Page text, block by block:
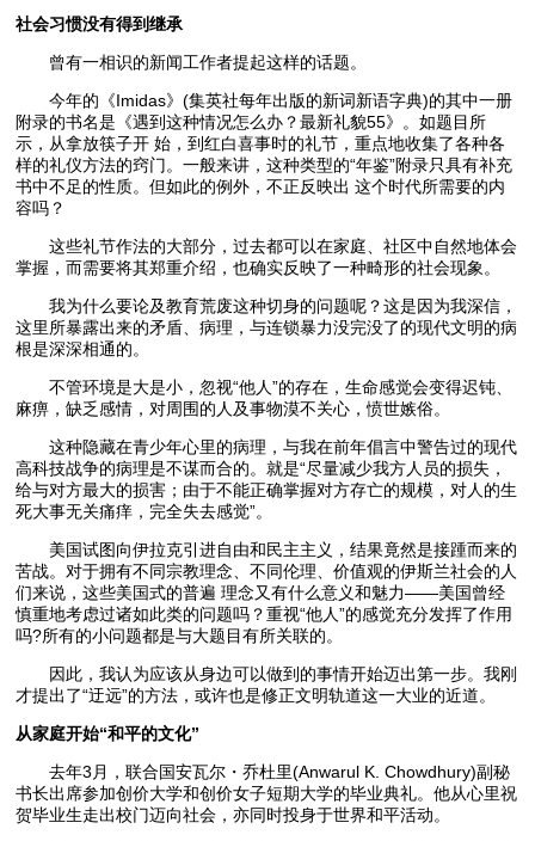
社会习惯没有得到继承
曾有一相识的新闻工作者提起这样的话题。
今年的《Imidas》(集英社每年出版的新词新语字典)的其中一册
附录的书名是《遇到这种情况怎么办？最新礼貌55》。如题目所
示，从拿放筷子开 始，到红白喜事时的礼节，重点地收集了各种各
样的礼仪方法的窍门。一般来讲，这种类型的“年鉴”附录只具有补充
书中不足的性质。但如此的例外，不正反映出 这个时代所需要的内
容吗？
这些礼节作法的大部分，过去都可以在家庭、社区中自然地体会
掌握，而需要将其郑重介绍，也确实反映了一种畸形的社会现象。
我为什么要论及教育荒废这种切身的问题呢？这是因为我深信，
这里所暴露出来的矛盾、病理，与连锁暴力没完没了的现代文明的病
根是深深相通的。
不管环境是大是小，忽视“他人”的存在，生命感觉会变得迟钝、
麻痹，缺乏感情，对周围的人及事物漠不关心，愤世嫉俗。
这种隐藏在青少年心里的病理，与我在前年倡言中警告过的现代
高科技战争的病理是不谋而合的。就是“尽量减少我方人员的损失，
给与对方最大的损害；由于不能正确掌握对方存亡的规模，对人的生
死大事无关痛痒，完全失去感觉”。
美国试图向伊拉克引进自由和民主主义，结果竟然是接踵而来的
苦战。对于拥有不同宗教理念、不同伦理、价值观的伊斯兰社会的人
们来说，这些美国式的普遍 理念又有什么意义和魅力——美国曾经
慎重地考虑过诸如此类的问题吗？重视“他人”的感觉充分发挥了作用
吗?所有的小问题都是与大题目有所关联的。
因此，我认为应该从身边可以做到的事情开始迈出第一步。我刚
才提出了“迂远”的方法，或许也是修正文明轨道这一大业的近道。
从家庭开始“和平的文化”
去年3月，联合国安瓦尔・乔杜里(Anwarul K. Chowdhury)副秘
书长出席参加创价大学和创价女子短期大学的毕业典礼。他从心里祝
贺毕业生走出校门迈向社会，亦同时投身于世界和平活动。